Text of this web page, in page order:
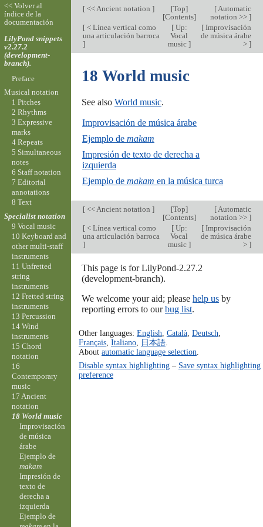
[<< Ancient notation ] [Top]
[Contents]
[Automatic
notation >> ]
[< Línea vertical como
una articulación barroca
]
[Up:
Vocal
music ]
[Improvisación
de música árabe
> ]
18 World music
See also World music.
Improvisación de música árabe
Ejemplo de makam
Impresión de texto de derecha a
izquierda
Ejemplo de makam en la música turca
[<< Ancient notation ] [Top]
[Contents]
[Automatic
notation >> ]
[< Línea vertical como
una articulación barroca
]
[Up:
Vocal
music ]
[Improvisación
de música árabe
> ]
This page is for LilyPond-2.27.2
(development-branch).
We welcome your aid; please help usby
reporting errors to ourbug list.
Other languages: English Català, Deutsch
Français, Italiano, 日本語.
About automatic language selection
Disable syntax highlighting– Save syntax highlighting
preference
<< Volver al
índice de la
documentación
LilyPond snippets
v2.27.2
(development-
branch).
Preface
Musical notation
1 Pitches
2 Rhythms
3 Expressive
marks
4 Repeats
5 Simultaneous
notes
6 Staff notation
7 Editorial
annotations
8 Text
Specialist notation
9 Vocal music
10 Keyboard and
other multi-staff
instruments
11 Unfretted
string
instruments
12 Fretted string
instruments
13 Percussion
14 Wind
instruments
15 Chord
notation
16
Contemporary
music
17 Ancient
notation
18 World music
Improvisación
de música
árabe
Ejemplo de
makam
Impresión de
texto de
derecha a
izquierda
Ejemplo de